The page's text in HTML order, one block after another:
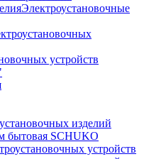
Электроустановочные
устройств
изделий
бытовая SCHUKO
устройств